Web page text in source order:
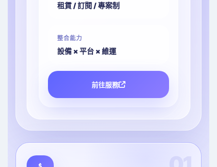
租賃 / 訂閱 / 專案制
整合能力
設備 × 平台 × 維運
前往服務